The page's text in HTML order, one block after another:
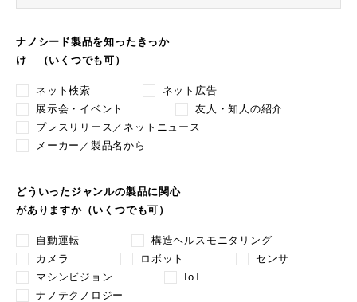
ナノシード製品を知ったきっか
け （いくつでも可）
ネット検索
ネット広告
展示会・イベント
友人・知人の紹介
プレスリリース／ネットニュース
メーカー／製品名から
どういったジャンルの製品に関心
がありますか（いくつでも可）
自動運転
構造ヘルスモニタリング
カメラ
ロボット
センサ
マシンビジョン
IoT
ナノテクノロジー